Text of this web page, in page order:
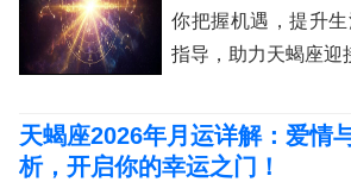
你把握机遇，提升
指导，助力天蝎座迎
天蝎座2026年月运详解：爱情
析，开启你的幸运之门！